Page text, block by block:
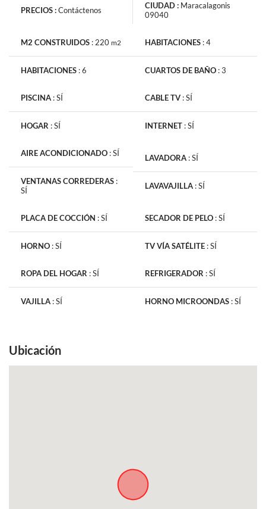
PRECIOS :Contáctenos CIUDAD : Maracalagonis
09040
M2 CONSTRUIDOS :220 m2
HABITACIONES :6
HABITACIONES :4
CUARTOS DE BAÑO :3
PISCINA :SÍ
HOGAR :SÍ
CABLE TV :SÍ
INTERNET :SÍ
AIRE ACONDICIONADO :SÍ
VENTANAS CORREDERAS :
SÍ
LAVADORA :SÍ
LAVAVAJILLA :SÍ
PLACA DE COCCIÓN :SÍ
HORNO :SÍ
SECADOR DE PELO :SÍ
TV VÍA SATÉLITE :SÍ
ROPA DEL HOGAR :SÍ
VAJILLA :SÍ
REFRIGERADOR :SÍ
HORNO MICROONDAS :SÍ
Ubicación